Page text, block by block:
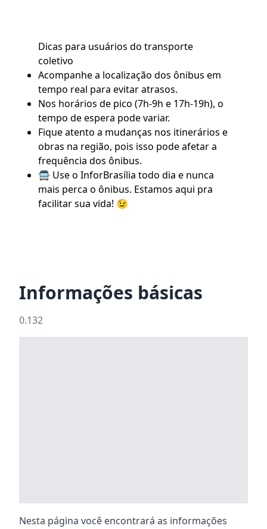
Dicas para usuários do transporte
coletivo
Acompanhe a localização dos ônibus em
tempo real para evitar atrasos.
Nos horários de pico (7h-9h e 17h-19h), o
tempo de espera pode variar.
Fique atento a mudanças nos itinerários e
obras na região, pois isso pode afetar a
frequência dos ônibus.
🚍 Use o InforBrasília todo dia e nunca
mais perca o ônibus. Estamos aqui pra
facilitar sua vida! 😉
Informações básicas
0.132
Nesta página você encontrará as informações